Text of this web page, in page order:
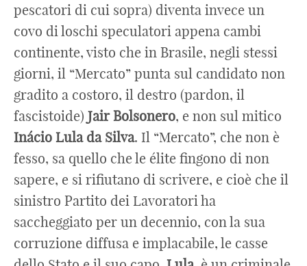
pescatori di cui sopra) diventa invece un
covo di loschi speculatori appena cambi
continente, visto che in Brasile, negli stessi
giorni, il “Mercato” punta sul candidato non
gradito a costoro, il destro (pardon, il
fascistoide) Jair Bolsonero, e non sul mitico
Inácio Lula da Silva. Il “Mercato”, che non è
fesso, sa quello che le élite fingono di non
sapere, e si rifiutano di scrivere, e cioè che il
sinistro Partito dei Lavoratori ha
saccheggiato per un decennio, con la sua
corruzione diffusa e implacabile, le casse